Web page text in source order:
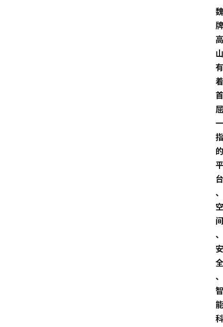
魏
牌
高
山
有
着
首
屈
一
指
的
平
台
、
空
间
、
安
全
、
智
能
科